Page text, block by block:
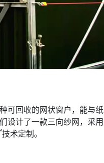
可回收的网状窗户，能与纸
设计了一款三向纱网，采用
技术定制。